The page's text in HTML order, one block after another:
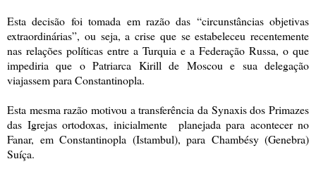
Esta decisão foi tomada em razão das “circunstâncias objetivas
extraordinárias”, ou seja, a crise que se estabeleceu recentemente
nas relações políticas entre a Turquia e a Federação Russa, o que
impediria que o Patriarca Kirill de Moscou e sua delegação
viajassem para Constantinopla.
Esta mesma razão motivou a transferência da Synaxis dos Primazes
das Igrejas ortodoxas, inicialmente planejada para acontecer no
Fanar, em Constantinopla (Istambul), para Chambésy (Genebra)
Suíça.